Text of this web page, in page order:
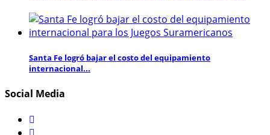
Santa Fe logró bajar el costo del equipamiento
internacional...
Social Media